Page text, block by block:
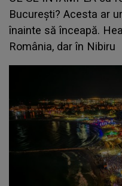
București? Acesta ar
înainte să înceapă.
România, dar în Nibiru